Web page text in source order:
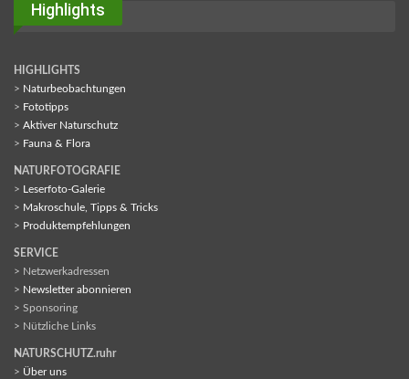
Highlights
HIGHLIGHTS
> Naturbeobachtungen
> Fototipps
> Aktiver Naturschutz
> Fauna & Flora
NATURFOTOGRAFIE
> Leserfoto-Galerie
> Makroschule, Tipps & Tricks
> Produktempfehlungen
SERVICE
> Netzwerkadressen
> Newsletter abonnieren
> Sponsoring
> Nützliche Links
NATURSCHUTZ.ruhr
> Über uns